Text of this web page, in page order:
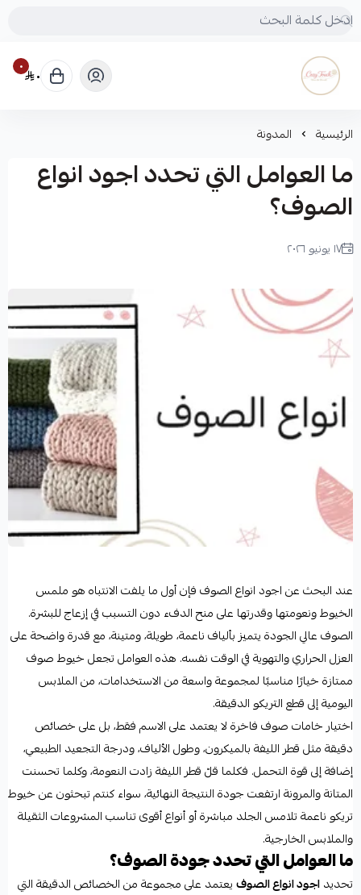
Cozy touch
٠ ٠
الرئيسية المدونة
ما العوامل التي تحدد اجود انواع
الصوف؟
١٧ يونيو ٢٠٢٦
عند البحث عن اجود انواع الصوف فإن أول ما يلفت الانتباه هو ملمس
الخيوط ونعومتها وقدرتها على منح الدفء دون التسبب في إزعاج للبشرة.
الصوف عالي الجودة يتميز بألياف ناعمة، طويلة، ومتينة، مع قدرة واضحة على
العزل الحراري والتهوية في الوقت نفسه. هذه العوامل تجعل خيوط صوف
ممتازة خيارًا مناسبًا لمجموعة واسعة من الاستخدامات، من الملابس
اليومية إلى قطع التريكو الدقيقة.
اختيار خامات صوف فاخرة لا يعتمد على الاسم فقط، بل على خصائص
دقيقة مثل قطر الليفة بالميكرون، وطول الألياف، ودرجة التجعيد الطبيعي،
إضافة إلى قوة التحمل. فكلما قلّ قطر الليفة زادت النعومة، وكلما تحسنت
المتانة والمرونة ارتفعت جودة النتيجة النهائية، سواء كنتم تبحثون عن خيوط
تريكو ناعمة تلامس الجلد مباشرة أو أنواع أقوى تناسب المشروعات الثقيلة
والملابس الخارجية.
ما العوامل التي تحدد جودة الصوف؟
تحديداجود انواع الصوفيعتمد على مجموعة من الخصائص الدقيقة التي